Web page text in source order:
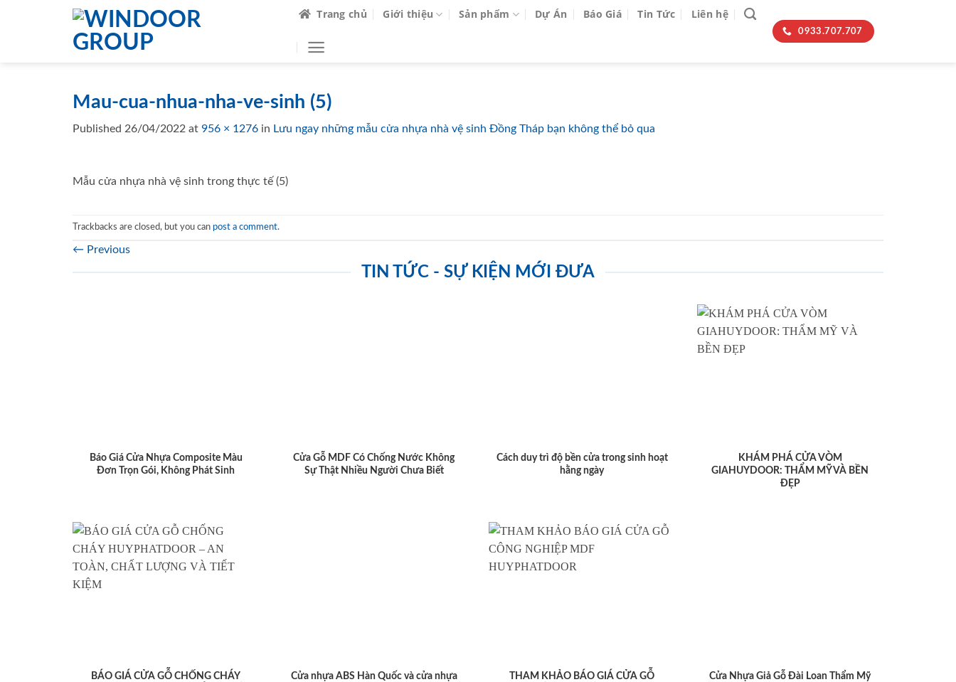
Trang chủ Giới thiệu Sản phẩm Dự Án Báo Giá Tin Tức Liên hệ
0933.707.707
Mau-cua-nhua-nha-ve-sinh (5)
Published 26/04/2022 at 956 × 1276 in Lưu ngay những mẫu cửa nhựa nhà vệ sinh Đồng Tháp bạn không thể bỏ qua
Mẫu cửa nhựa nhà vệ sinh trong thực tế (5)
Trackbacks are closed, but you can post a comment.
← Previous
TIN TỨC - SỰ KIỆN MỚI ĐƯA
Báo Giá Cửa Nhựa Composite Màu
Đơn Trọn Gói, Không Phát Sinh
Cửa Gỗ MDF Có Chống Nước Không
Sự Thật Nhiều Người Chưa Biết
Cách duy trì độ bền cửa trong sinh hoạt
hằng ngày
KHÁM PHÁ CỬA VÒM
GIAHUYDOOR: THẨM MỸ VÀ BỀN
ĐẸP
BÁO GIÁ CỬA GỖ CHỐNG CHÁY
Cửa nhựa ABS Hàn Quốc và cửa nhựa
THAM KHẢO BÁO GIÁ CỬA GỖ
Cửa Nhựa Giả Gỗ Đài Loan Thẩm Mỹ